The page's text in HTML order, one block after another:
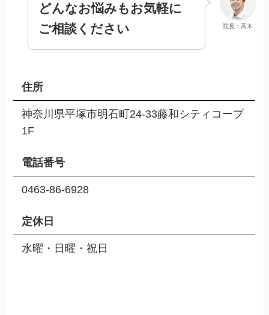
院長：高木
どんなお悩みもお気軽に
ご相談ください
住所
神奈川県平塚市明石町24-33藤和シティコープ
1F
電話番号
0463-86-6928
定休日
水曜・日曜・祝日